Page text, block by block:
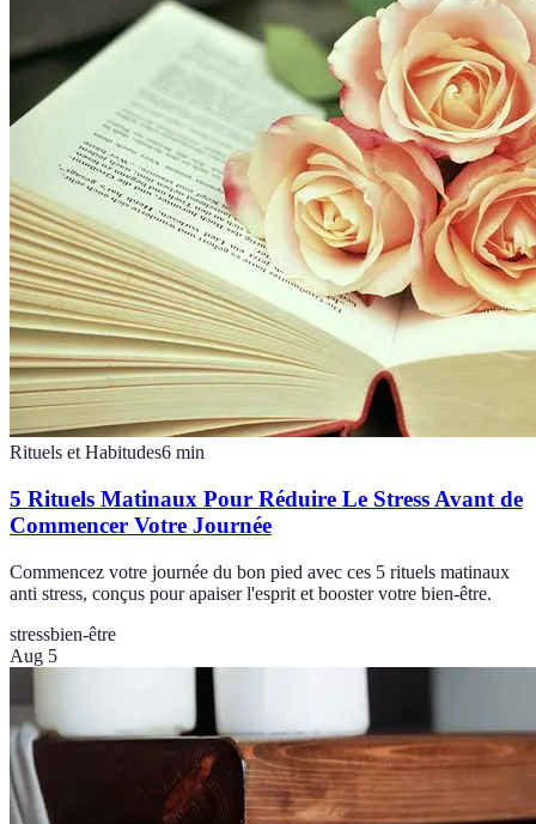
Rituels et Habitudes6 min
5 Rituels Matinaux Pour Réduire Le Stress Avant de
Commencer Votre Journée
Commencez votre journée du bon pied avec ces 5 rituels matinaux
anti stress, conçus pour apaiser l'esprit et booster votre bien-être.
stressbien-être
Aug 5